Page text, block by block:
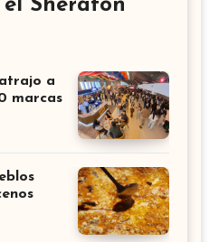
Sheraton
a
marcas